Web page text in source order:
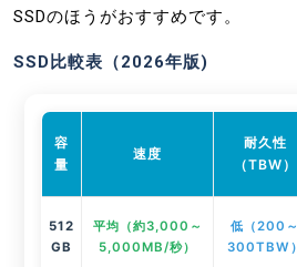
SSDのほうがおすすめです。
SSD比較表（2026年版)
容
量
速度
耐久性
（TBW）
512
GB
平均（約3,000～
5,000MB/秒）
低（200～
300TBW）